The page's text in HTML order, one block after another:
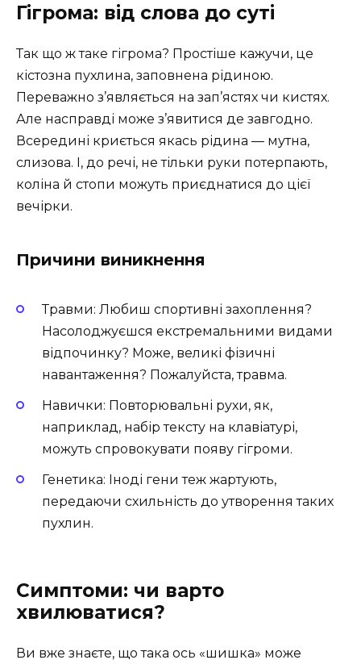
Гігрома: від слова до суті
Так що ж таке гігрома? Простіше кажучи, це
кістозна пухлина, заповнена рідиною.
Переважно з’являється на зап’ястях чи кистях.
Але насправді може з’явитися де завгодно.
Всередині криється якась рідина — мутна,
слизова. І, до речі, не тільки руки потерпають,
коліна й стопи можуть приєднатися до цієї
вечірки.
Причини виникнення
Травми: Любиш спортивні захоплення?
Насолоджуєшся екстремальними видами
відпочинку? Може, великі фізичні
навантаження? Пожалуйста, травма.
Навички: Повторювальні рухи, як,
наприклад, набір тексту на клавіатурі,
можуть спровокувати появу гігроми.
Генетика: Іноді гени теж жартують,
передаючи схильність до утворення таких
пухлин.
Симптоми: чи варто
хвилюватися?
Ви вже знаєте, що така ось «шишка» може